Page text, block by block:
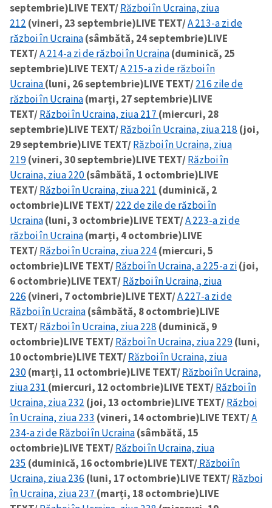
septembrie)LIVE TEXT/Război în Ucraina, ziua
212 (vineri, 23 septembrie)LIVE TEXT/A 213-a zi de
război în Ucraina(sâmbătă, 24 septembrie)LIVE
TEXT/A 214-a zi de război în Ucraina(duminică, 25
septembrie)LIVE TEXT/A 215-a zi de război în
Ucraina(luni, 26 septembrie)LIVE TEXT/216 zile de
război în Ucraina(marți, 27 septembrie)LIVE
TEXT/Război în Ucraina, ziua 217 (miercuri, 28
septembrie)LIVE TEXT/Război în Ucraina, ziua 218 (joi,
29 septembrie)LIVE TEXT/Război în Ucraina, ziua
219(vineri, 30 septembrie)LIVE TEXT/Război în
Ucraina, ziua 220(sâmbătă, 1 octombrie)LIVE
TEXT/Război în Ucraina, ziua 221 (duminică, 2
octombrie)LIVE TEXT/222 de zile de război în
Ucraina(luni, 3 octombrie)LIVE TEXT/A 223-a zi de
război în Ucraina(marți, 4 octombrie)LIVE
TEXT/Război în Ucraina, ziua 224(miercuri, 5
octombrie)LIVE TEXT/Război în Ucraina, a 225-a zi(joi,
6 octombrie)LIVE TEXT/Război în Ucraina, ziua
226 (vineri, 7 octombrie)LIVE TEXT/A 227-a zi de
Război în Ucraina(sâmbătă, 8 octombrie)LIVE
TEXT/Război în Ucraina, ziua 228 (duminică, 9
octombrie)LIVE TEXT/Război în Ucraina, ziua 229(luni,
10 octombrie)LIVE TEXT/Război în Ucraina, ziua
230(marți, 11 octombrie)LIVE TEXT/Război în Ucraina,
ziua 231 (miercuri, 12 octombrie)LIVE TEXT/Război în
Ucraina, ziua 232 (joi, 13 octombrie)LIVE TEXT/Război
în Ucraina, ziua 233 (vineri, 14 octombrie)LIVE TEXT/A
234-a zi de Război în Ucraina(sâmbătă, 15
octombrie)LIVE TEXT/Război în Ucraina, ziua
235 (duminică, 16 octombrie)LIVE TEXT/Război în
Ucraina, ziua 236 (luni, 17 octombrie)LIVE TEXT/Război
în Ucraina, ziua 237 (marți, 18 octombrie)LIVE